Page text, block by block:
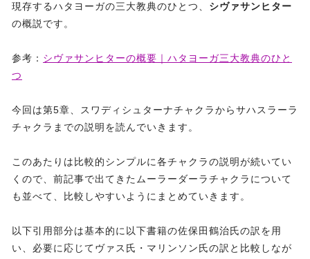
現存するハタヨーガの三大教典のひとつ、 シヴァサンヒター
の概説です。
参考： シヴァサンヒターの概要｜ハタヨーガ三大教典のひと
つ
今回は第5章、スワディシュターナチャクラからサハスラーラ
チャクラまでの説明を読んでいきます。
このあたりは比較的シンプルに各チャクラの説明が続いてい
くので、前記事で出てきたムーラーダーラチャクラについて
も並べて、比較しやすいようにまとめていきます。
以下引用部分は基本的に以下書籍の佐保田鶴治氏の訳を用
い、必要に応じてヴァス氏・マリンソン氏の訳と比較しなが